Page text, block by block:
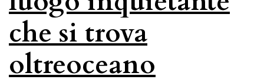
che si trova
oltreoceano